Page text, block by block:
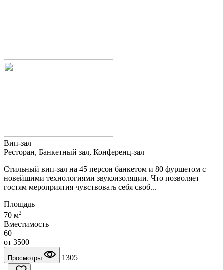
Вип-зал
Ресторан, Банкетный зал, Конференц-зал
Стильный вип-зал на 45 персон банкетом и 80 фуршетом с
новейшими технологиями звукоизоляции. Что позволяет
гостям мероприятия чувствовать себя своб...
Площадь
70 м2
Вместимость
60
от 3500
Просмотры
1305